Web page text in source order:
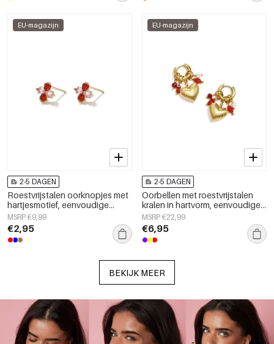
EU-magazijn
2-5 DAGEN
Roestvrijstalen oorknopjes met
hartjesmotief, eenvoudige
dagelijkse sieraden uit de
Simple Series voor dames.
MSRP €9,99
€2,95
EU-magazijn
2-5 DAGEN
Oorbellen met roestvrijstalen
kralen in hartvorm, eenvoudige
dagelijkse serie voor dames.
MSRP €22,99
€6,95
BEKIJK MEER